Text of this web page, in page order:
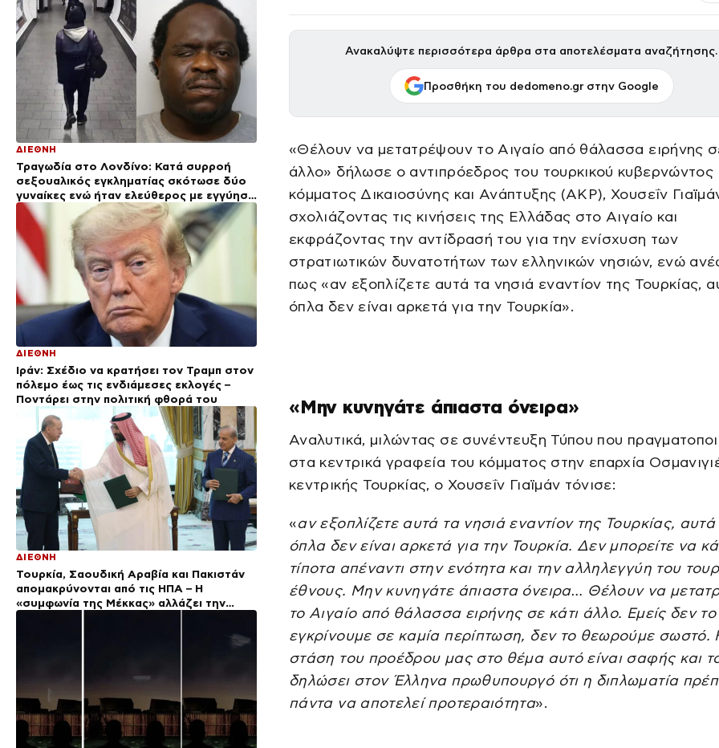
ΔΙΕΘΝΗ
Τραγωδία στο Λονδίνο: Κατά συρροή
σεξουαλικός εγκληματίας σκότωσε δύο
γυναίκες ενώ ήταν ελεύθερος με εγγύηση
– Τα λάθη της αστυνομίας
ΔΙΕΘΝΗ
Ιράν: Σχέδιο να κρατήσει τον Τραμπ στον
πόλεμο έως τις ενδιάμεσες εκλογές –
Ποντάρει στην πολιτική φθορά του
ΔΙΕΘΝΗ
Τουρκία, Σαουδική Αραβία και Πακιστάν
απομακρύνονται από τις ΗΠΑ – Η
«συμφωνία της Μέκκας» αλλάζει την
Ανακαλύψτε περισσότερα άρθρα στα αποτελέσματα αναζήτησης.
Προσθήκη του dedomeno.gr στην Google
«Θέλουν να μετατρέψουν το Αιγαίο από θάλασσα ειρήνης
άλλο» δήλωσε ο αντιπρόεδρος του τουρκικού κυβερνώντος
κόμματος Δικαιοσύνης και Ανάπτυξης (ΑΚΡ), Χουσεΐν
σχολιάζοντας τις κινήσεις της Ελλάδας στο Αιγαίο και
εκφράζοντας την αντίδρασή του για την ενίσχυση των
στρατιωτικών δυνατοτήτων των ελληνικών νησιών, ενώ
πως «αν εξοπλίζετε αυτά τα νησιά εναντίον της Τουρκίας,
όπλα δεν είναι αρκετά για την Τουρκία».
«Μην κυνηγάτε άπιαστα όνειρα»
Αναλυτικά, μιλώντας σε συνέντευξη Τύπου που
στα κεντρικά γραφεία του κόμματος στην επαρχία
κεντρικής Τουρκίας, ο Χουσεΐν Γιαϊμάν τόνισε:
«αν εξοπλίζετε αυτά τα νησιά εναντίον της Τουρκίας, αυτά
όπλα δεν είναι αρκετά για την Τουρκία. Δεν μπορείτε να
τίποτα απέναντι στην ενότητα και την αλληλεγγύη του
έθνους. Μην κυνηγάτε άπιαστα όνειρα… Θέλουν να
το Αιγαίο από θάλασσα ειρήνης σε κάτι άλλο. Εμείς δεν το
εγκρίνουμε σε καμία περίπτωση, δεν το θεωρούμε σωστό.
στάση του προέδρου μας στο θέμα αυτό είναι σαφής και
δηλώσει στον Έλληνα πρωθυπουργό ότι η διπλωματία
πάντα να αποτελεί προτεραιότητα».